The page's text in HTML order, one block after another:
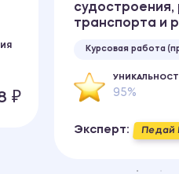
₽
транспорта и
Курсовая работа
95%
Эксперт: Педай